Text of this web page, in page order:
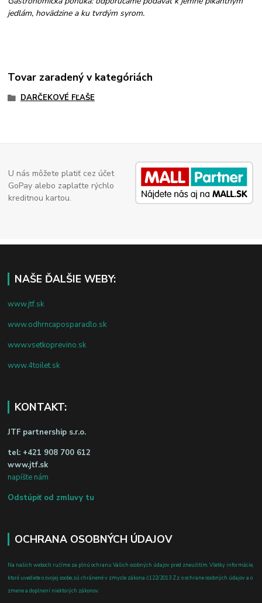
jedlám, hovädzine a ku tvrdým syrom.
Tovar zaradený v kategóriách
DARČEKOVÉ FĽAŠE
U nás môžete platiť cez účet
GoPay alebo zaplaťte rýchlo
kreditnou kartou.
NAŠE ĎALŠIE WEBY:
www.jtf.sk
www.odhrncaposparadlo.sk
www.vsetkoprevino.sk
www.4toilet.sk
KONTAKT:
JTF partnership s.r.o.
tel: +421 908 700 612
www.jtf.sk
napíšte nám
Odstúpiť od zmluvy tu
OCHRANA OSOBNÝCH ÚDAJOV
Na našich weboch ručíme za plnú ochranu Vašich osobných údajov pred zneužitím. Všetky informácie,
ktoré uvediete o svojej osobe, sú chránené v zmysle zákona č.122/2013 Z.z. o ochrane osobných údajov a o
zmene a doplnení niektorých zákonov.